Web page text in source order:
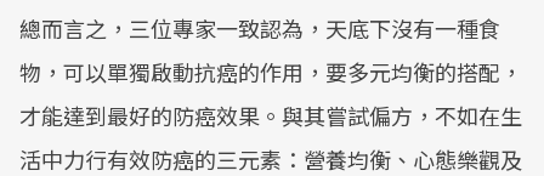
總而言之，三位專家一致認為，天底下沒有一種食
物，可以單獨啟動抗癌的作用，要多元均衡的搭配，
才能達到最好的防癌效果。與其嘗試偏方，不如在生
活中力行有效防癌的三元素：營養均衡、心態樂觀及